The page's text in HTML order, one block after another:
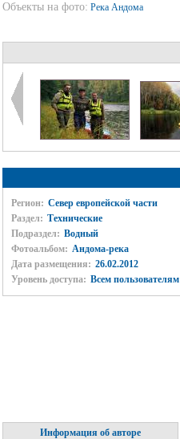
Объекты на фото: Река Андома
Регион: Север европейской части
Раздел: Технические
Подраздел: Водный
Фотоальбом: Андома-река
Дата размещения: 26.02.2012
Уровень доступа: Всем пользователям
Информация об авторе